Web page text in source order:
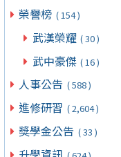
榮譽榜 ( 154 )
武漢榮耀 ( 30 )
武中豪傑 ( 16 )
人事公告 ( 588 )
進修研習 ( 2,604 )
獎學金公告 ( 33 )